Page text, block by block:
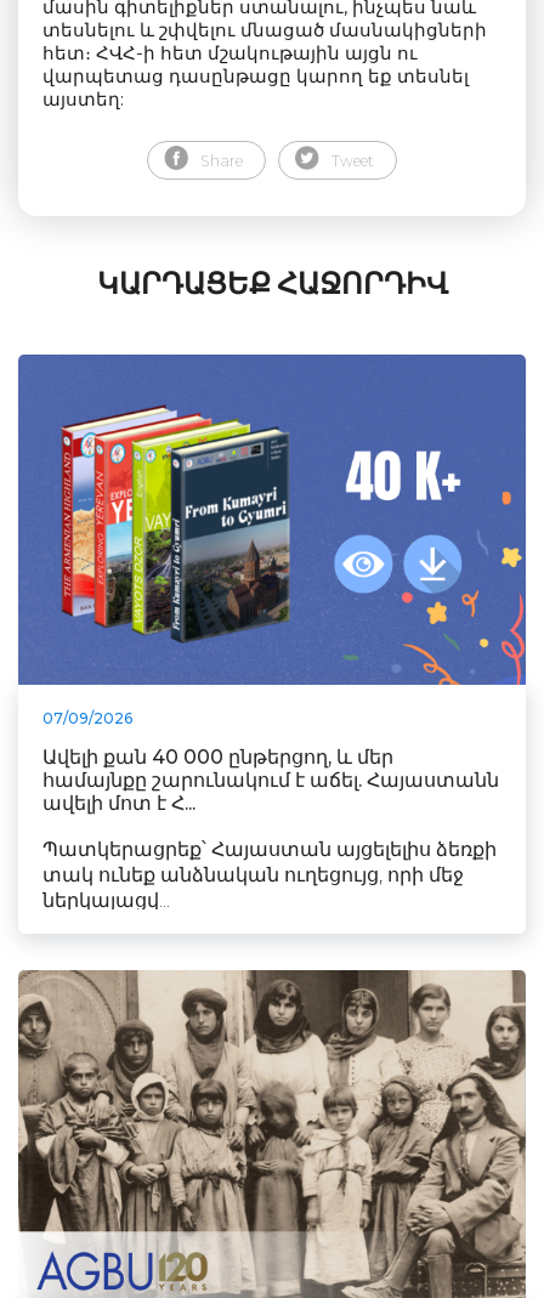
մասին գիտելիքներ ստանալու, ինչպես նաև
տեսնելու և շփվելու մնացած մասնակիցների
հետ։ ՀՎՀ-ի հետ մշակութային այցն ու
վարպետաց դասընթացը կարող եք տեսնել
այստեղ:
Share Tweet
ԿԱՐԴԱՑԵՔ ՀԱՋՈՐԴԻՎ
07/09/2026
Ավելի քան 40 000 ընթերցող, և մեր
համայնքը շարունակում է աճել. Հայաստանն
ավելի մոտ է Հ...
Պատկերացրեք՝ Հայաստան այցելելիս ձեռքի
տակ ունեք անձնական ուղեցույց, որի մեջ
ներկայացվ...